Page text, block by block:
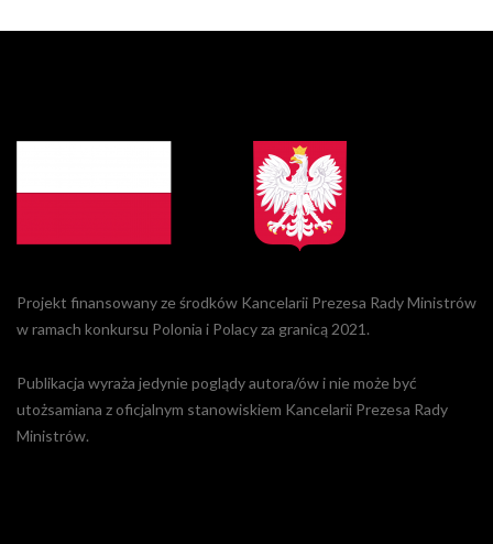
Projekt finansowany ze środków Kancelarii Prezesa Rady Ministrów
w ramach konkursu Polonia i Polacy za granicą 2021.
Publikacja wyraża jedynie poglądy autora/ów i nie może być
utożsamiana z oficjalnym stanowiskiem Kancelarii Prezesa Rady
Ministrów.